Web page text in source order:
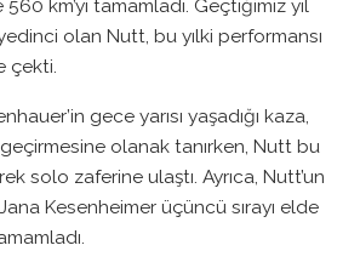
km’yi tamamladı. Geçtiğimiz yıl
olan Nutt, bu yılki performansı
çekti.
gece yarısı yaşadığı kaza,
olanak tanırken, Nutt bu
solo zaferine ulaştı. Ayrıca, Nutt’un
Kesenheimer üçüncü sırayı elde